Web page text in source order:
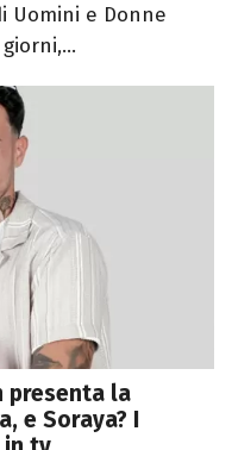
Uomini e Donne
presenta la
e Soraya? I